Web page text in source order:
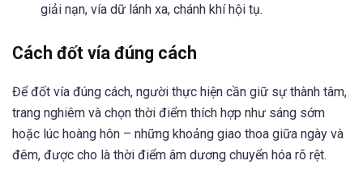
giải nạn, vía dữ lánh xa, chánh khí hội tụ.
Cách đốt vía đúng cách
Để đốt vía đúng cách, người thực hiện cần giữ sự thành tâm,
trang nghiêm và chọn thời điểm thích hợp như sáng sớm
hoặc lúc hoàng hôn – những khoảng giao thoa giữa ngày và
đêm, được cho là thời điểm âm dương chuyển hóa rõ rệt.